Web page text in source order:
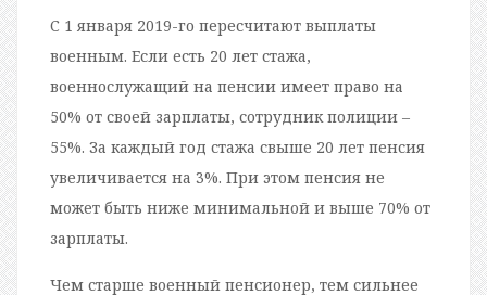
С 1 января 2019-го пересчитают выплаты
военным. Если есть 20 лет стажа,
военнослужащий на пенсии имеет право на
50% от своей зарплаты, сотрудник полиции –
55%. За каждый год стажа свыше 20 лет пенсия
увеличивается на 3%. При этом пенсия не
может быть ниже минимальной и выше 70% от
зарплаты.
Чем старше военный пенсионер, тем сильнее